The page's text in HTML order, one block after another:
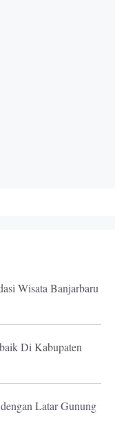
Wisata Banjarbaru
Di Kabupaten
Latar Gunung